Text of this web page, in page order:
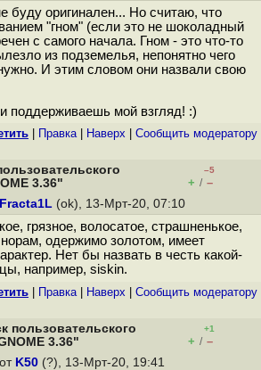
буду оригинален... Но считаю, что
"гном" (если это не шоколадный
с самого начала. Гном - это что-то
из подземелья, непонятно чего
И этим словом они назвали свою
поддерживаешь мой взгляд! :)
Правка| Наверх Cообщить модератору
3.36"
–5
+ / –
Fracta1L (ok), 13-Мрт-20, 07:10
грязное, волосатое, страшненькое,
норам, одержимо золотом, имеет
Нет бы назвать в честь какой-
например, siskin.
Правка| Наверх Cообщить модератору
пользовательского
3.36"
+1
+ / –
K50 (?), 13-Мрт-20, 19:41